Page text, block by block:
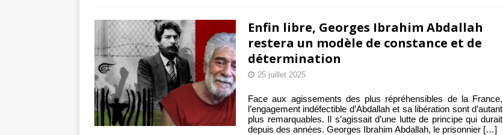
Enfin libre, Georges Ibrahim Abdallah
restera un modèle de constance et de
détermination
25 juillet 2025
Face aux agissements des plus répréhensibles de la France,
l’engagement indéfectible d’Abdallah et sa libération sont d’autant
plus remarquables. Il s’agissait d’une lutte de principe qui durait
depuis des années. Georges Ibrahim Abdallah, le prisonnier […]